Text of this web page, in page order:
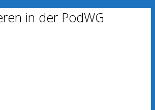
in der PodWG